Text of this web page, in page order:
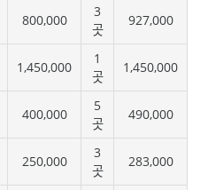
800,000
3
곳
927,000
1,450,000
1
곳
1,450,000
400,000
5
곳
490,000
250,000
3
곳
283,000